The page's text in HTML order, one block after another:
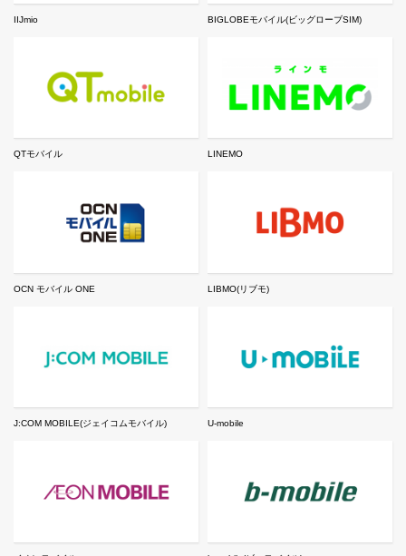
IIJmio BIGLOBEモバイル(ビッグローブSIM)
QTモバイル LINEMO
OCN モバイル ONE LIBMO(リブモ)
J:COM MOBILE(ジェイコムモバイル) U-mobile